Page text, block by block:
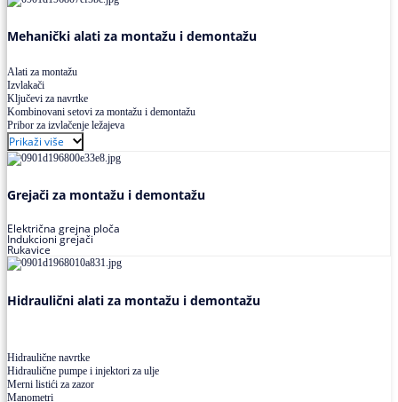
Mehanički alati za montažu i demontažu
Alati za montažu
Izvlakači
Ključevi za navrtke
Kombinovani setovi za montažu i demontažu
Pribor za izvlačenje ležajeva
Prikaži više
Grejači za montažu i demontažu
Električna grejna ploča
Indukcioni grejači
Rukavice
Hidraulični alati za montažu i demontažu
Hidraulične navrtke
Hidraulične pumpe i injektori za ulje
Merni listići za zazor
Manometri